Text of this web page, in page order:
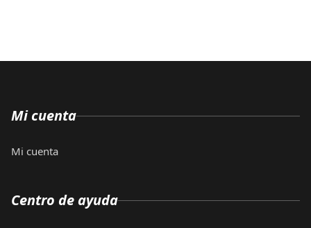
Mi cuenta
Mi cuenta
Centro de ayuda